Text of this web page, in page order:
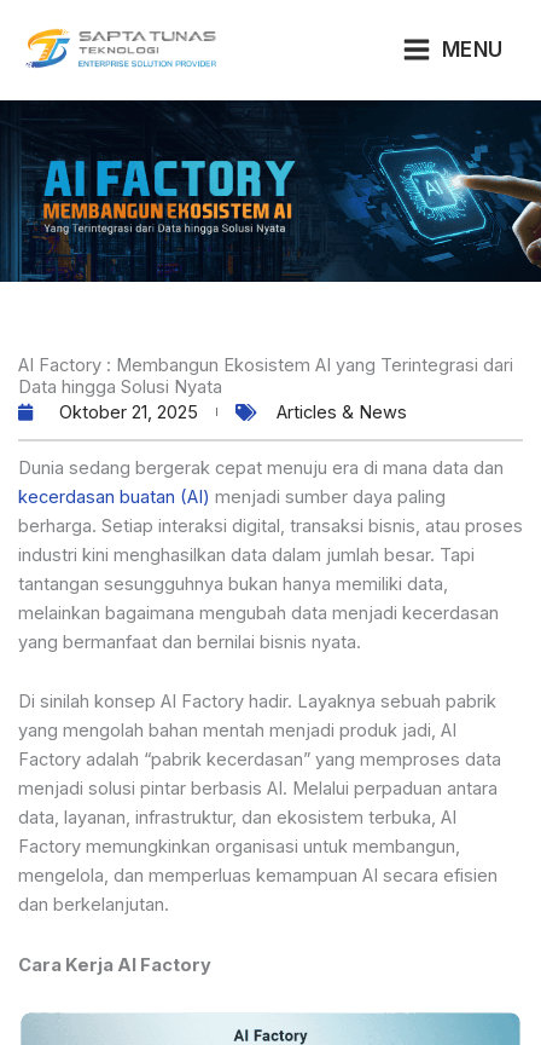
konten
MENU
AI Factory : Membangun Ekosistem AI yang Terintegrasi dari
Data hingga Solusi Nyata
Oktober 21, 2025
Articles & News
Dunia sedang bergerak cepat menuju era di mana data dan
kecerdasan buatan (AI) menjadi sumber daya paling
berharga. Setiap interaksi digital, transaksi bisnis, atau proses
industri kini menghasilkan data dalam jumlah besar. Tapi
tantangan sesungguhnya bukan hanya memiliki data,
melainkan bagaimana mengubah data menjadi kecerdasan
yang bermanfaat dan bernilai bisnis nyata.
Di sinilah konsep AI Factory hadir. Layaknya sebuah pabrik
yang mengolah bahan mentah menjadi produk jadi, AI
Factory adalah “pabrik kecerdasan” yang memproses data
menjadi solusi pintar berbasis AI. Melalui perpaduan antara
data, layanan, infrastruktur, dan ekosistem terbuka, AI
Factory memungkinkan organisasi untuk membangun,
mengelola, dan memperluas kemampuan AI secara efisien
dan berkelanjutan.
Cara Kerja AI Factory